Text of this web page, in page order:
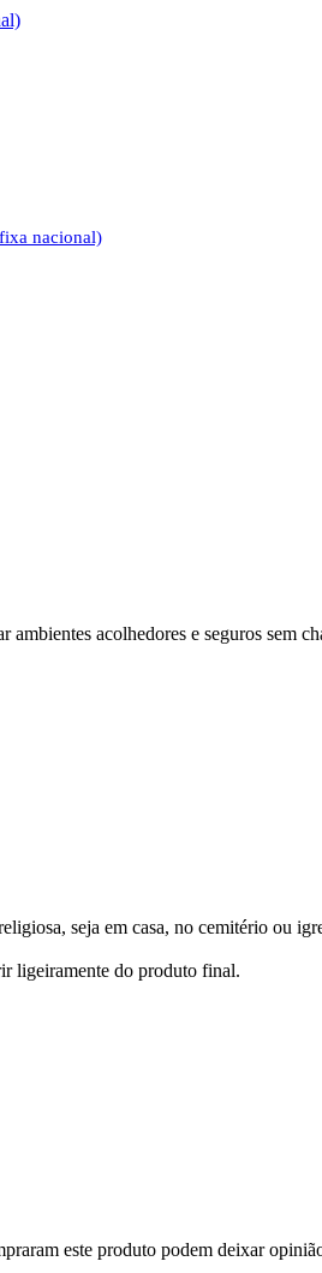
nacional)
ambientes acolhedores e seguros sem
seja em casa, no cemitério ou
ligeiramente do produto final.
este produto podem deixar